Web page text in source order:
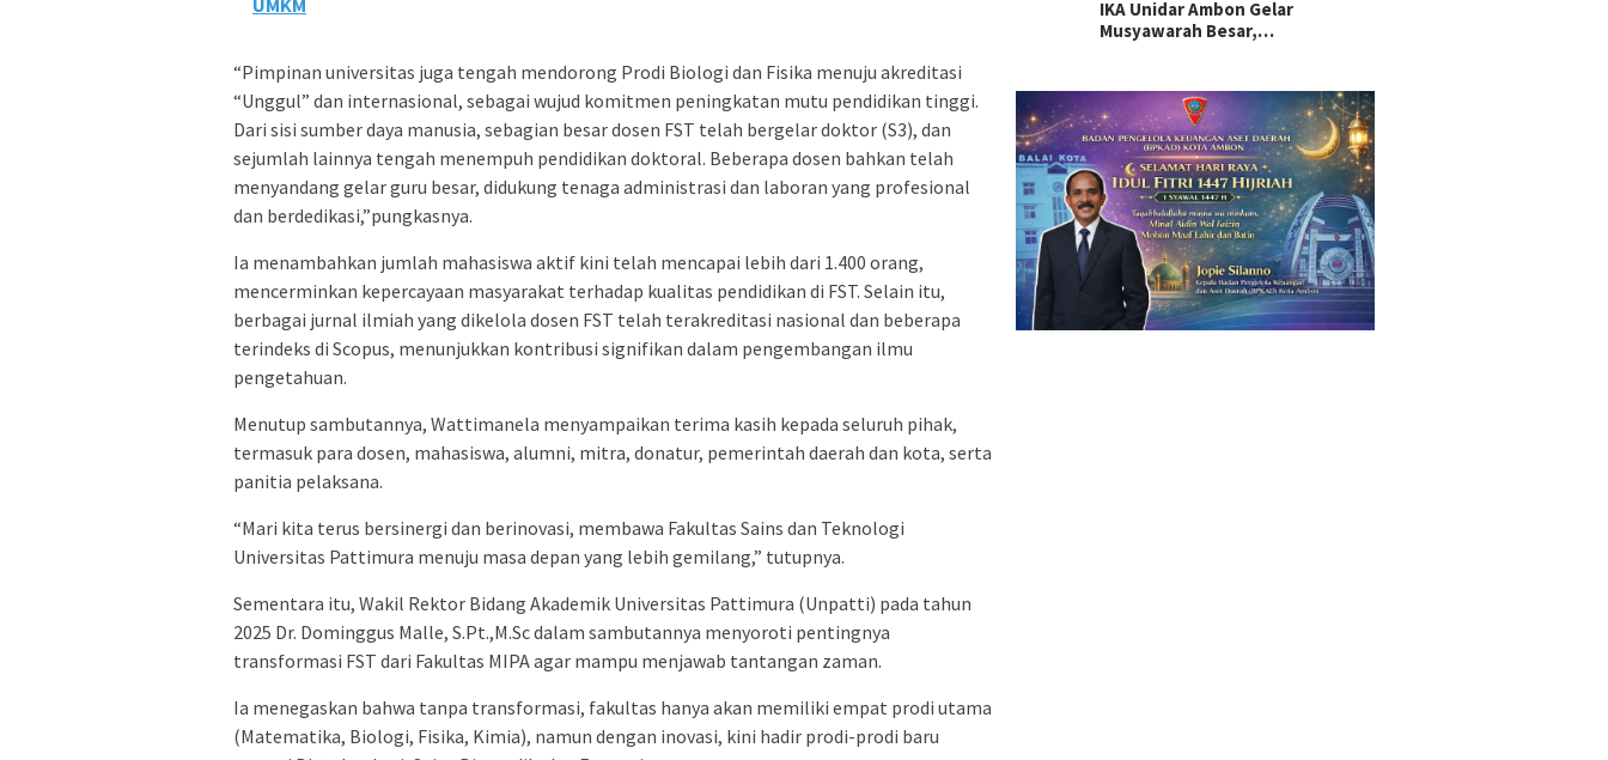
“Pimpinan universitas juga tengah mendorong Prodi Biologi dan Fisika menuju akreditasi
“Unggul” dan internasional, sebagai wujud komitmen peningkatan mutu pendidikan tinggi.
Dari sisi sumber daya manusia, sebagian besar dosen FST telah bergelar doktor (S3), dan
sejumlah lainnya tengah menempuh pendidikan doktoral. Beberapa dosen bahkan telah
menyandang gelar guru besar, didukung tenaga administrasi dan laboran yang profesional
dan berdedikasi,”pungkasnya.
Ia menambahkan jumlah mahasiswa aktif kini telah mencapai lebih dari 1.400 orang,
mencerminkan kepercayaan masyarakat terhadap kualitas pendidikan di FST. Selain itu,
berbagai jurnal ilmiah yang dikelola dosen FST telah terakreditasi nasional dan beberapa
terindeks di Scopus, menunjukkan kontribusi signifikan dalam pengembangan ilmu
pengetahuan.
Menutup sambutannya, Wattimanela menyampaikan terima kasih kepada seluruh pihak,
termasuk para dosen, mahasiswa, alumni, mitra, donatur, pemerintah daerah dan kota, serta
panitia pelaksana.
“Mari kita terus bersinergi dan berinovasi, membawa Fakultas Sains dan Teknologi
Universitas Pattimura menuju masa depan yang lebih gemilang,” tutupnya.
Sementara itu, Wakil Rektor Bidang Akademik Universitas Pattimura (Unpatti) pada tahun
2025 Dr. Dominggus Malle, S.Pt.,M.Sc dalam sambutannya menyoroti pentingnya
transformasi FST dari Fakultas MIPA agar mampu menjawab tantangan zaman.
Ia menegaskan bahwa tanpa transformasi, fakultas hanya akan memiliki empat prodi utama
(Matematika, Biologi, Fisika, Kimia), namun dengan inovasi, kini hadir prodi-prodi baru
IKA Unidar Ambon Gelar
Musyawarah Besar,…